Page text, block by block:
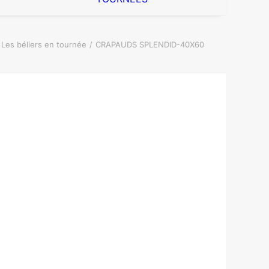
Les béliers en tournée CRAPAUDS SPLENDID-40X60